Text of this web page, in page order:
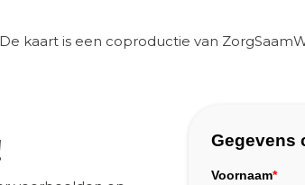
De kaart is een coproductie van
Gegevens
Voornaam*